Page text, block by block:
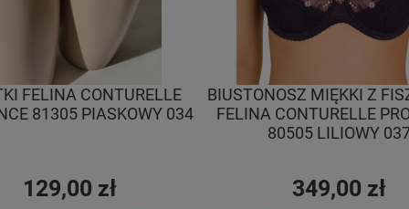
FELINA CONTURELLE
81305 PIASKOWY 034
129,00 zł
BIUSTONOSZ MIĘKKI Z
FELINA CONTURELLE
80505 LILIOWY
349,00 zł